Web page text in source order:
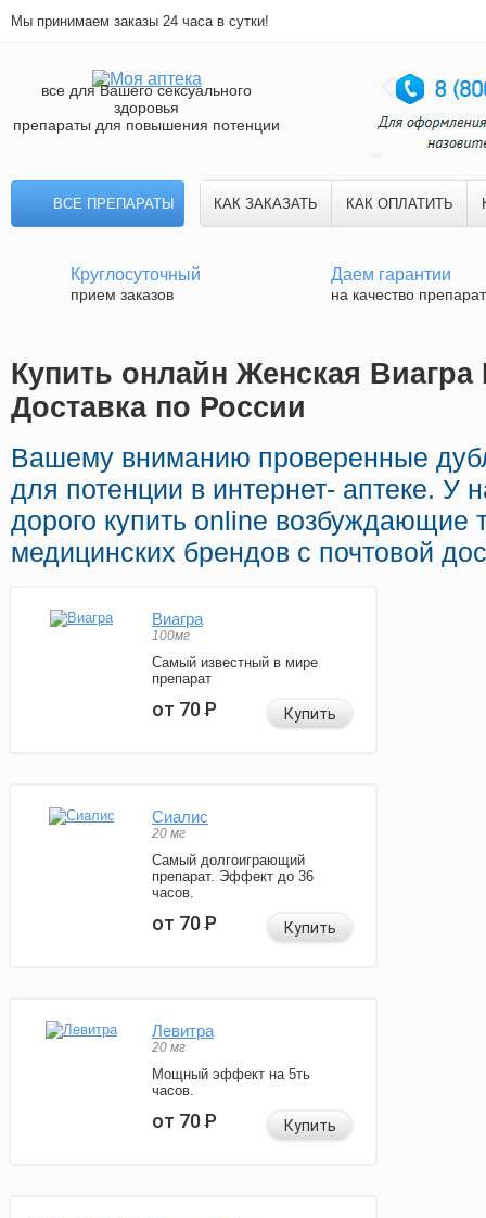
Мы принимаем заказы 24 часа в сутки!
все для Вашего сексуального
здоровья
препараты для повышения потенции
ВСЕ ПРЕПАРАТЫ КАК ЗАКАЗАТЬ КАК ОПЛАТИТЬ
Круглосуточный
прием заказов
Даем гарантии
на качество
Купить онлайн Женская Виагра
Доставка по России
Вашему вниманию проверенные
для потенции в интернет- аптеке. У
дорого купить online возбуждающие
медицинских брендов с почтовой
Виагра
100мг
Самый известный в мире
препарат
от 70Р Купить
Сиалис
20 мг
Самый долгоиграющий
препарат. Эффект до 36
часов.
от 70Р Купить
Левитра
20 мг
Мощный эффект на 5ть
часов.
от 70Р Купить